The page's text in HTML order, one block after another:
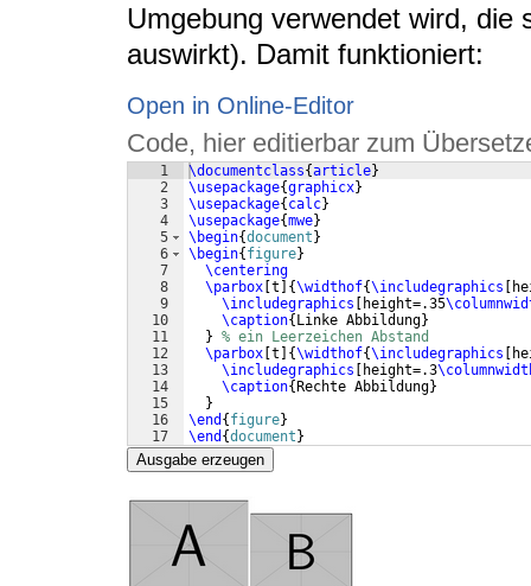
Umgebung verwendet wird, die
auswirkt). Damit funktioniert:
Open in Online-Editor
Code, hier editierbar zum
1
2
3
4
5
6
7
8
9
10
11
12
13
14
15
16
17
\documentclass{article}
\usepackage{graphicx}
\usepackage{ calc}
\usepackage{mwe}
\begin{document }
\begin{ figure}
\centering
\parbox t {\widthof{\includegraphics
\includegraphics
height=.35
\caption{ Linke Abbildung}
} % ein Leerzeichen Abstand
\parbox t {\widthof{\includegraphics
\includegraphics
height=.3
\caption{ Rechte Abbildung}
}
\end { figure}
\end {document }
Ausgabe erzeugen